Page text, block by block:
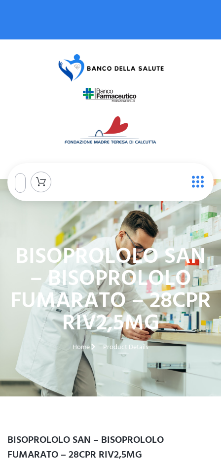
BISOPROLOLO SAN
– BISOPROLOLO
FUMARATO – 28CPR
RIV2,5MG
Home Product Details
BISOPROLOLO SAN – BISOPROLOLO
FUMARATO – 28CPR RIV2,5MG